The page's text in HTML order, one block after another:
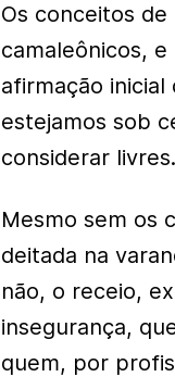
Os conceitos
camaleônicos,
afirmação
estejamos sob
considerar livres.
Mesmo sem os
deitada na
não, o receio,
insegurança,
quem, por